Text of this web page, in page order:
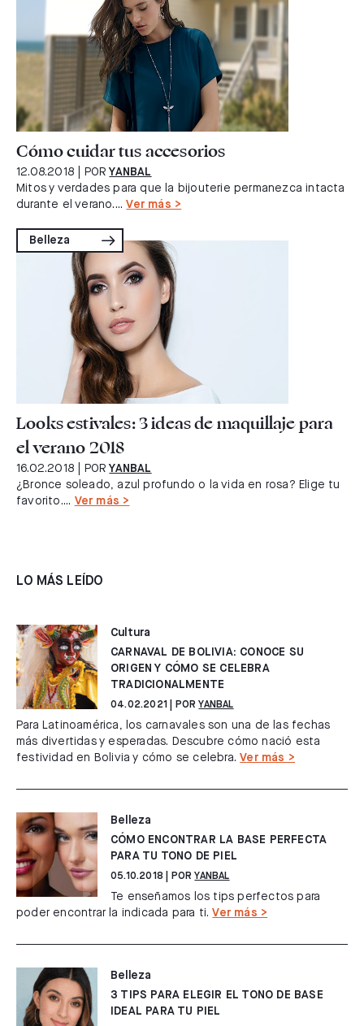
Cómo cuidar tus accesorios
12.08.2018 | POR YANBAL
Mitos y verdades para que la bijouterie permanezca intacta
durante el verano....Ver más >
Belleza
Looks estivales: 3 ideas de maquillaje para
el verano 2018
16.02.2018 | POR YANBAL
¿Bronce soleado, azul profundo o la vida en rosa? Elige tu
favorito.... Ver más >
LO MÁS LEÍDO
Cultura
CARNAVAL DE BOLIVIA: CONOCE SU
ORIGEN Y CÓMO SE CELEBRA
TRADICIONALMENTE
04.02.2021 | POR YANBAL
Para Latinoamérica, los carnavales son una de las fechas
más divertidas y esperadas. Descubre cómo nació esta
festividad en Bolivia y cómo se celebra.
Ver más >
Belleza
CÓMO ENCONTRAR LA BASE PERFECTA
PARA TU TONO DE PIEL
05.10.2018 | POR YANBAL
Te enseñamos los tips perfectos para
poder encontrar la indicada para ti.
Ver más >
Belleza
3 TIPS PARA ELEGIR EL TONO DE BASE
IDEAL PARA TU PIEL